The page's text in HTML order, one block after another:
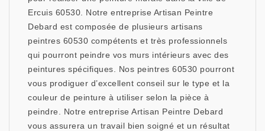
Ercuis 60530. Notre entreprise Artisan Peintre
Debard est composée de plusieurs artisans
peintres 60530 compétents et très professionnels
qui pourront peindre vos murs intérieurs avec des
peintures spécifiques. Nos peintres 60530 pourront
vous prodiguer d’excellent conseil sur le type et la
couleur de peinture à utiliser selon la pièce à
peindre. Notre entreprise Artisan Peintre Debard
vous assurera un travail bien soigné et un résultat